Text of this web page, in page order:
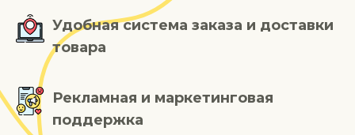
Удобная система заказа и доставки
товара
Рекламная и маркетинговая
поддержка